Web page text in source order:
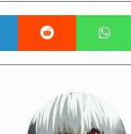
LinkedIn Reddit